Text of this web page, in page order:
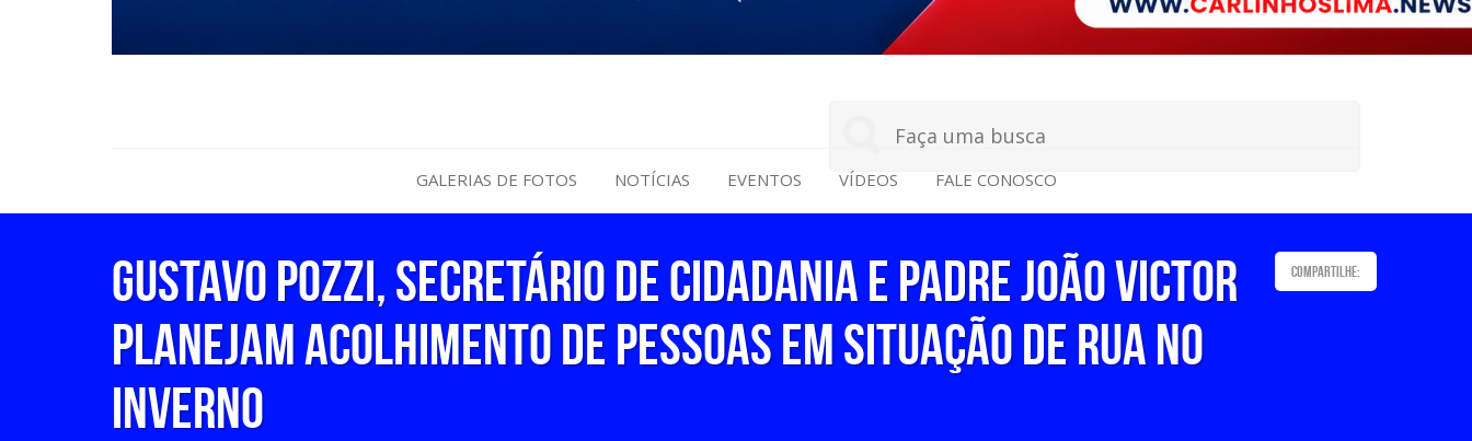
GALERIAS DE FOTOS NOTÍCIAS EVENTOS VÍDEOS FALE CONOSCO
Gustavo Pozzi, secretário de Cidadania e padre João Victor
planejam acolhimento de pessoas em situação de rua no
inverno
Compartilhe: